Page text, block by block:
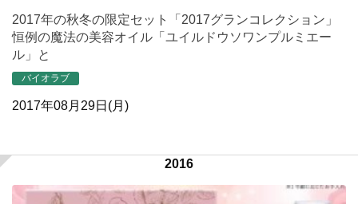
2017年の秋冬の限定セット「2017グランコレクション」
恒例の魔法の美容オイル「ユイルドウソワンプルミエー
ル」と
バイオラブ
2017年08月29日(月)
2016